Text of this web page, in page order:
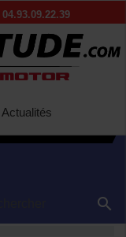
04.93.09.22.39
Actualités
